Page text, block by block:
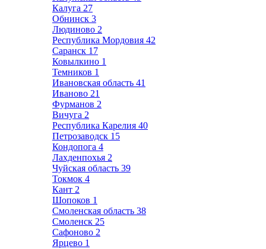
Калуга 27
Обнинск 3
Людиново 2
Республика Мордовия 42
Саранск 17
Ковылкино 1
Темников 1
Ивановская область 41
Иваново 21
Фурманов 2
Вичуга 2
Республика Карелия 40
Петрозаводск 15
Кондопога 4
Лахденпохья 2
Чуйская область 39
Токмок 4
Кант 2
Шопоков 1
Смоленская область 38
Смоленск 25
Сафоново 2
Ярцево 1